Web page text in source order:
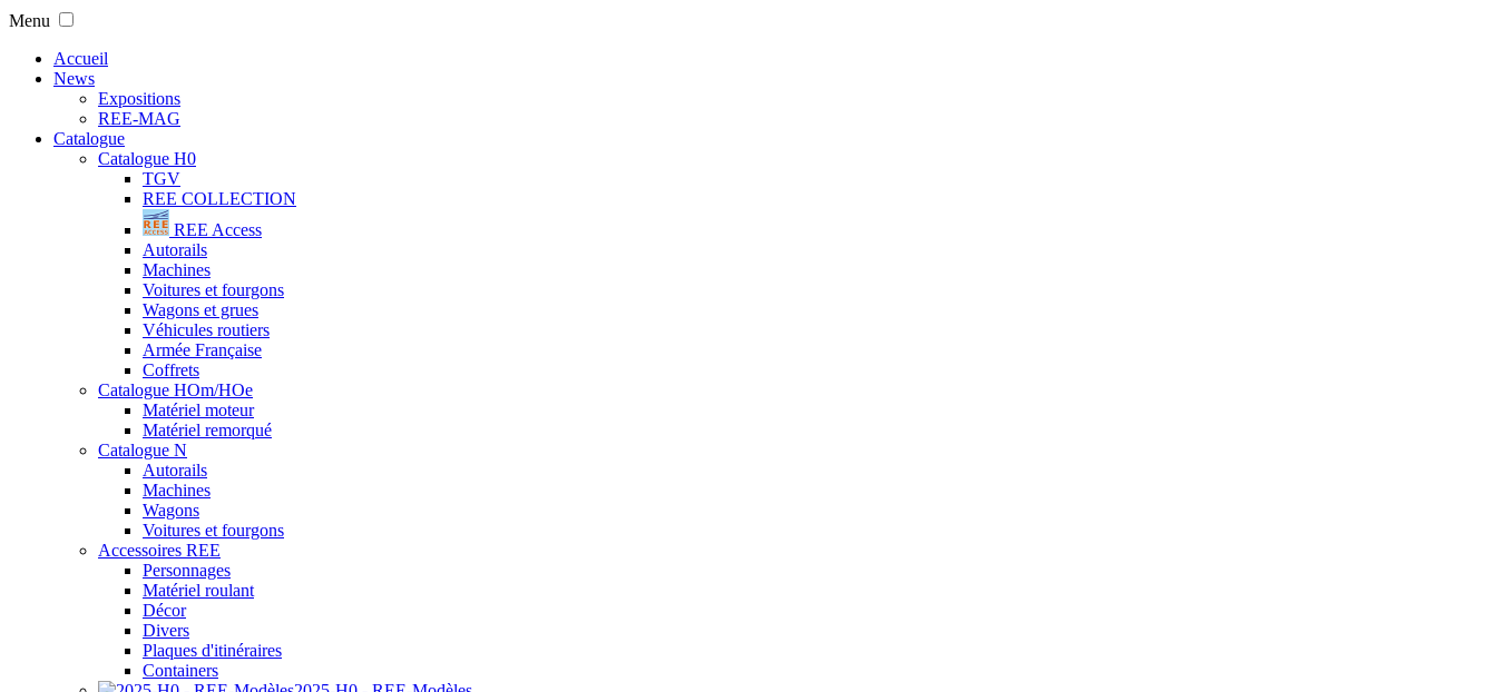
Menu
Accueil
News
Expositions
REE-MAG
Catalogue
Catalogue H0
TGV
REE COLLECTION
REE Access
Autorails
Machines
Voitures et fourgons
Wagons et grues
Véhicules routiers
Armée Française
Coffrets
Catalogue HOm/HOe
Matériel moteur
Matériel remorqué
Catalogue N
Autorails
Machines
Wagons
Voitures et fourgons
Accessoires REE
Personnages
Matériel roulant
Décor
Divers
Plaques d'itinéraires
Containers